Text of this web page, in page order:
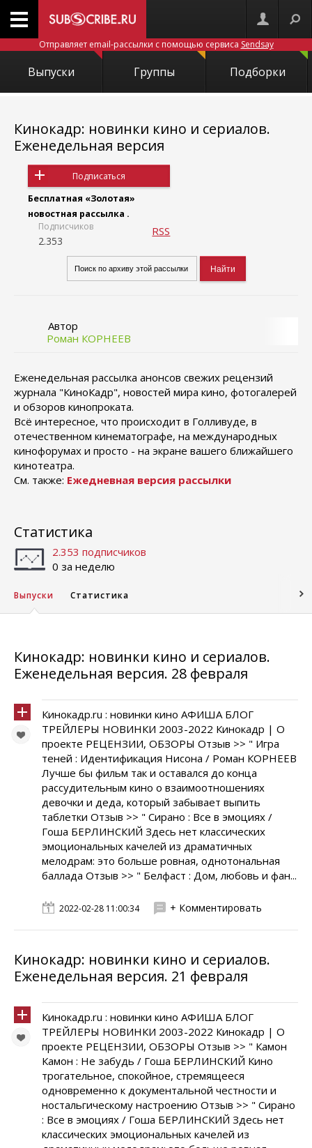
Отправляет email-рассылки с помощью сервиса Sendsay
Выпуски Группы Подборки
Кинокадр: новинки кино и сериалов.
Еженедельная версия
Подписаться
Бесплатная «Золотая»
новостная рассылка .
Подписчиков
2.353
RSS
Автор
Роман КОРНЕЕВ
Еженедельная рассылка анонсов свежих рецензий
журнала "КиноКадр", новостей мира кино, фотогалерей
и обзоров кинопроката.
Всё интересное, что происходит в Голливуде, в
отечественном кинематографе, на международных
кинофорумах и просто - на экране вашего ближайшего
кинотеатра.
См. также: Ежедневная версия рассылки
Статистика
2.353 подписчиков
0 за неделю
Выпуски Статистика
Кинокадр: новинки кино и сериалов.
Еженедельная версия. 28 февраля
Кинокадр.ru : новинки кино АФИША БЛОГ
ТРЕЙЛЕРЫ НОВИНКИ 2003-2022 Кинокадр | О
проекте РЕЦЕНЗИИ, ОБЗОРЫ Отзыв >> " Игра
теней : Идентификация Нисона / Роман КОРНЕЕВ
Лучше бы фильм так и оставался до конца
рассудительным кино о взаимоотношениях
девочки и деда, который забывает выпить
таблетки Отзыв >> " Сирано : Все в эмоциях /
Гоша БЕРЛИНСКИЙ Здесь нет классических
эмоциональных качелей из драматичных
мелодрам: это больше ровная, однотональная
баллада Отзыв >> " Белфаст : Дом, любовь и фан...
2022-02-28 11:00:34 + Комментировать
Кинокадр: новинки кино и сериалов.
Еженедельная версия. 21 февраля
Кинокадр.ru : новинки кино АФИША БЛОГ
ТРЕЙЛЕРЫ НОВИНКИ 2003-2022 Кинокадр | О
проекте РЕЦЕНЗИИ, ОБЗОРЫ Отзыв >> " Камон
Камон : Не забудь / Гоша БЕРЛИНСКИЙ Кино
трогательное, спокойное, стремящееся
одновременно к документальной честности и
ностальгическому настроению Отзыв >> " Сирано
: Все в эмоциях / Гоша БЕРЛИНСКИЙ Здесь нет
классических эмоциональных качелей из